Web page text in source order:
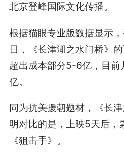
北京登峰国际文化传播。
根据猫眼专业版数据显示
日，《长津湖之水门桥》
超出成本部分5-6亿，目
亿。
同为抗美援朝题材，《长
明对比的是，上映5天后，
《狙击手》。